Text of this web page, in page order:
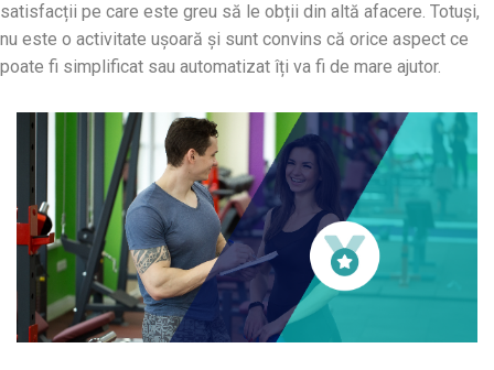
satisfacții pe care este greu să le obții din altă afacere. Totuși,
nu este o activitate ușoară și sunt convins că orice aspect ce
poate fi simplificat sau automatizat îți va fi de mare ajutor.